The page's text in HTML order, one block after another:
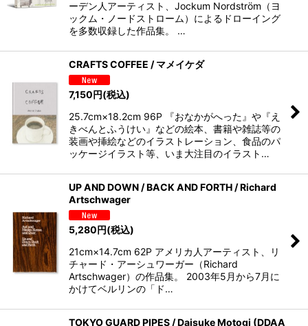
ーデン人アーティスト、Jockum Nordström（ヨ
ックム・ノードストローム）によるドローイング
を多数収録した作品集。 …
CRAFTS COFFEE / マメイケダ
7,150円(税込)
25.7cm×18.2cm 96P 『おなかがへった』や『え
きべんとふうけい』などの絵本、書籍や雑誌等の
装画や挿絵などのイラストレーション、食品のパ
ッケージイラスト等、いま大注目のイラスト…
UP AND DOWN / BACK AND FORTH / Richard
Artschwager
5,280円(税込)
21cm×14.7cm 62P アメリカ人アーティスト、リ
チャード・アーシュワーガー（Richard
Artschwager）の作品集。 2003年5月から7月に
かけてベルリンの「ド…
TOKYO GUARD PIPES / Daisuke Motogi (DDAA